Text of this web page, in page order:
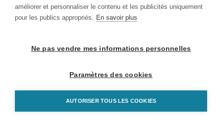
améliorer et personnaliser le contenu et les publicités uniquement
pour les publics appropriés. En savoir plus
Ne pas vendre mes informations personnelles
Paramètres des cookies
AUTORISER TOUS LES COOKIES